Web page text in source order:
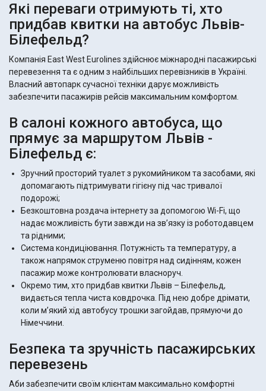
Які переваги отримують ті, хто
придбав квитки на автобус Львів-
Білефельд?
Компанія East West Eurolines здійснює міжнародні пасажирські
перевезення та є одним з найбільших перевізників в Україні.
Власний автопарк сучасної техніки дарує можливість
забезпечити пасажирів рейсів максимальним комфортом.
В салоні кожного автобуса, що
прямує за маршрутом Львів -
Білефельд є:
Зручний просторий туалет з рукомийником та засобами, які
допомагають підтримувати гігієну під час тривалої
подорожі;
Безкоштовна роздача інтернету за допомогою Wi-Fi, що
надає можливість бути завжди на зв’язку із роботодавцем
та рідними;
Система кондиціювання. Потужність та температуру, а
також напрямок струменю повітря над сидінням, кожен
пасажир може контролювати власноруч.
Окремо тим, хто придбав квитки Львів – Білефельд,
видається тепла чиста ковдрочка. Під нею добре дрімати,
коли м’який хід автобусу трошки загойдав, прямуючи до
Німеччини.
Безпека та зручність пасажирських
перевезень
Аби забезпечити своїм клієнтам максимально комфортні